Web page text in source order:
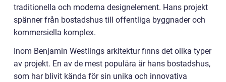
traditionella och moderna designelement. Hans projekt
spänner från bostadshus till offentliga byggnader och
kommersiella komplex.
Inom Benjamin Westlings arkitektur finns det olika typer
av projekt. En av de mest populära är hans bostadshus,
som har blivit kända för sin unika och innovativa